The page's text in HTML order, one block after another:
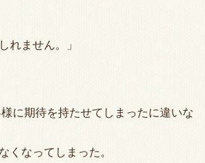
れません。」
に期待を持たせてしまったに違いな
くなってしまった。